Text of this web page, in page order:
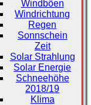
Windböen
Windrichtung
Regen
Sonnschein
Zeit
Solar Strahlung
Solar Energie
Schneehöhe
2018/19
Klima